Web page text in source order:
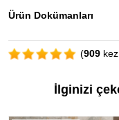
Ürün Dokümanları
(909
İlginizi